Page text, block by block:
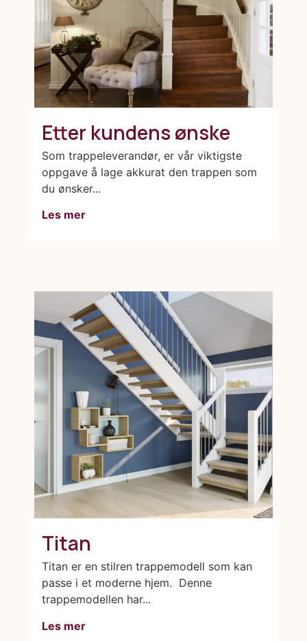
Etter kundens ønske
Som trappeleverandør, er vår viktigste
oppgave å lage akkurat den trappen som
du ønsker...
Les mer
Titan
Titan er en stilren trappemodell som kan
passe i et moderne hjem. Denne
trappemodellen har...
Les mer